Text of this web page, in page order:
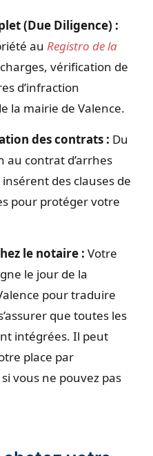
(Due Diligence) :
au Registro de la
vérification de
d’infraction
la mairie de Valence.
des contrats : Du
au contrat d’arrhes
insérent des clauses de
pour protéger votre
le notaire : Votre
le jour de la
pour traduire
que toutes les
intégrées. Il peut
place par
vous ne pouvez pas